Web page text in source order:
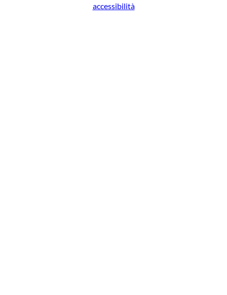
accessibilità